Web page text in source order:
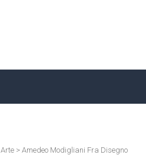
Arte > Amedeo Modigliani Fra Disegno